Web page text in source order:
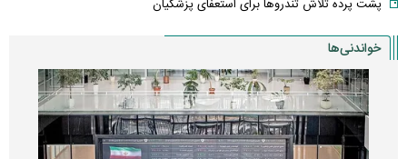
پشت پرده تلاش تندروها برای استعفای پزشکیان
خواندنی‌ها